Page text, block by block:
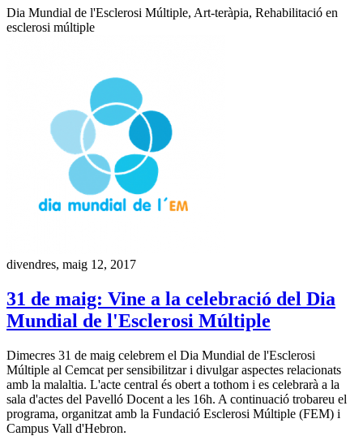
Dia Mundial de l'Esclerosi Múltiple, Art-teràpia, Rehabilitació en
esclerosi múltiple
divendres, maig 12, 2017
31 de maig: Vine a la celebració del Dia
Mundial de l'Esclerosi Múltiple
Dimecres 31 de maig celebrem el Dia Mundial de l'Esclerosi
Múltiple al Cemcat per sensibilitzar i divulgar aspectes relacionats
amb la malaltia. L'acte central és obert a tothom i es celebrarà a la
sala d'actes del Pavelló Docent a les 16h. A continuació trobareu el
programa, organitzat amb la Fundació Esclerosi Múltiple (FEM) i
Campus Vall d'Hebron.